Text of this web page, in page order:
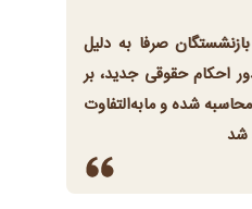
صرفا به دلیل
احکام حقوقی جدید، بر
شده و مابه‌التفاوت
شد